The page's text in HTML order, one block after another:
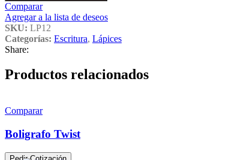
Comparar
Agregar a la lista de deseos
SKU: LP12
Categorías: Escritura, Lápices
Share:
Productos relacionados
Comparar
Boligrafo Twist